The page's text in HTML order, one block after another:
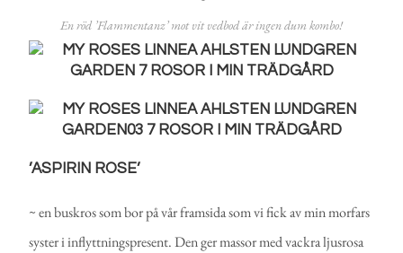
En röd ’Flammentanz’ mot vit vedbod är ingen dum kombo!
’ASPIRIN ROSE’
~ en buskros som bor på vår framsida som vi fick av min morfars
syster i inflyttningspresent. Den ger massor med vackra ljusrosa